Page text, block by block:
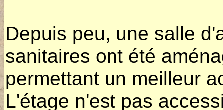
Depuis peu, une salle
sanitaires ont été
permettant un meilleur
L'étage n'est pas